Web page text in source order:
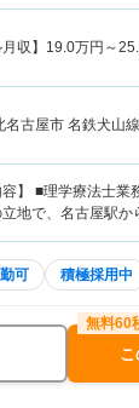
収】 19.0万円～
名古屋市 名鉄犬山
容】 ■理学療法士
立地で、名古屋駅
可 積極採用中